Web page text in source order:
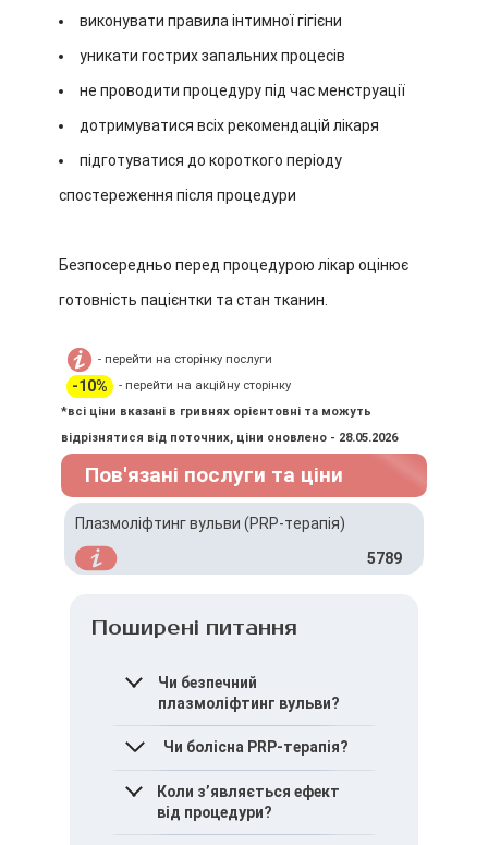
виконувати правила інтимної гігієни
уникати гострих запальних процесів
не проводити процедуру під час менструації
дотримуватися всіх рекомендацій лікаря
підготуватися до короткого періоду
спостереження після процедури
Безпосередньо перед процедурою лікар оцінює
готовність пацієнтки та стан тканин.
- перейти на сторінку послуги
-10%
- перейти на акційну сторінку
*всі ціни вказані в гривнях орієнтовні та можуть
відрізнятися від поточних, ціни оновлено - 28.05.2026
Пов'язані послуги та ціни
Плазмоліфтинг вульви (PRP-терапія)
5789
Поширені питання
Чи безпечний
плазмоліфтинг вульви?
Процедура є безпечною,
оскільки
використовується власна
плазма пацієнтки.
Чи болісна PRP-терапія?
Зазвичай застосовується
місцева анестезія, тому
дискомфорт мінімальний.
Коли зʼявляється ефект
від процедури?